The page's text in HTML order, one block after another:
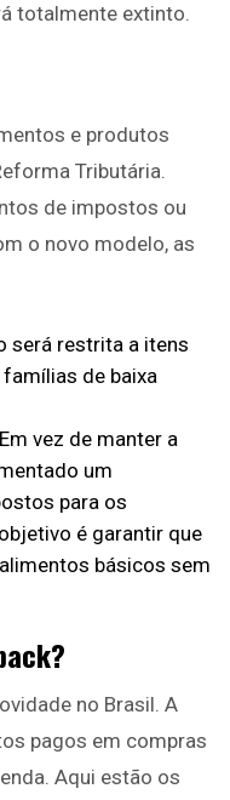
totalmente extinto.
e produtos
Tributária.
de impostos ou
o novo modelo, as
será restrita a itens
de baixa
Em vez de manter a
um
para os
é garantir que
básicos sem
no Brasil. A
pagos em compras
Aqui estão os